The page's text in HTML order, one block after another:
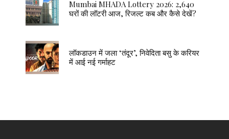
Mumbai MHADA Lottery 2026: 2,640
घरों की लॉटरी आज, रिजल्ट कब और कैसे देखें?
लॉकडाउन में जला ‘तंदूर’, निवेदिता बसु के करियर
में आई नई गर्माहट